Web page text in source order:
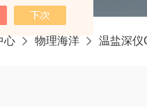
心 物理海洋 温盐深仪